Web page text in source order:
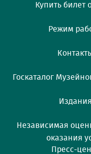
Купить билет
Режим
Госкаталог
Издания
Независимая
оказания
Пресс-